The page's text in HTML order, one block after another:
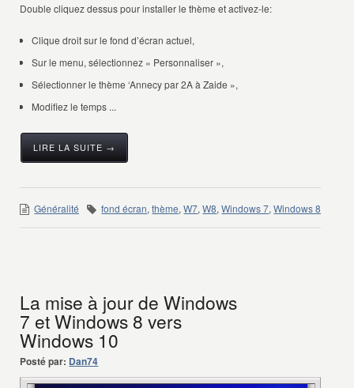
Double cliquez dessus pour installer le thème et activez-le:
Clique droit sur le fond d’écran actuel,
Sur le menu, sélectionnez « Personnaliser »,
Sélectionner le thème ‘Annecy par 2A à Zaide »,
Modifiez le temps ...
LIRE LA SUITE →
Généralité fond écran,thème,W7,W8,Windows 7,Windows 8
La mise à jour de Windows
7 et Windows 8 vers
Windows 10
Posté par: Dan74